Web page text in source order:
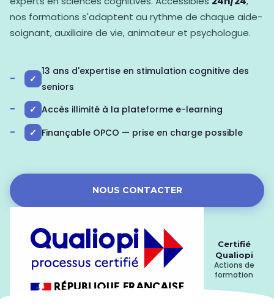
nos formations s'adaptent au rythme de chaque aide-
soignant, auxiliaire de vie, animateur et psychologue.
✓
13 ans d'expertise en stimulation cognitive des
seniors
✓ Accès illimité à la plateforme e-learning
✓ Finançable OPCO — prise en charge possible
NOUS CONTACTER
Certifié
Qualiopi
Actions de
formation